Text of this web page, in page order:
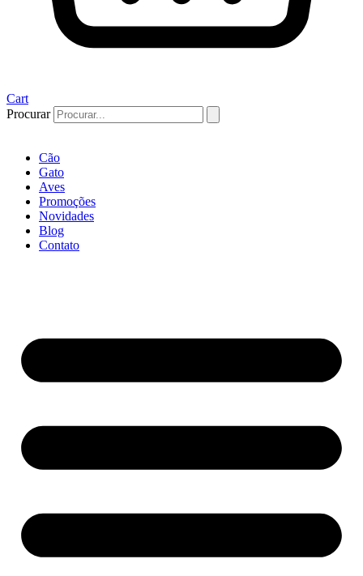
Cart
Procurar
Cão
Gato
Aves
Promoções
Novidades
Blog
Contato